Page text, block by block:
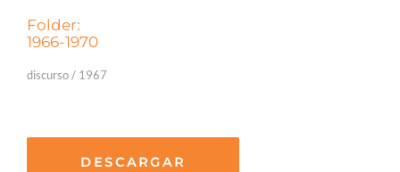
Folder:
1966-1970
discurso / 1967
DESCARGAR